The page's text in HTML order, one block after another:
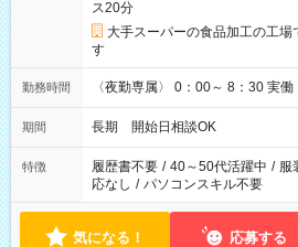
ス20分
大手スーパーの食品加工の工
す
勤務時間 〈夜勤専属〉 0：00～ 8：30 実
期間 長期 開始日相談OK
特徴 履歴書不要 / 40～50代活躍中 / 服
応なし / パソコンスキル不要
気になる！ 応募する